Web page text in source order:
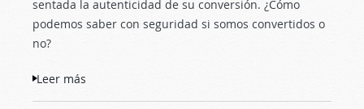
sentada la autenticidad de su conversión. ¿Cómo
podemos saber con seguridad si somos convertidos o
no?
Leer más